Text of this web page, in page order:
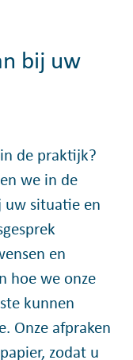
bij uw
de praktijk?
we in de
situatie en
en
hoe we onze
kunnen
Onze afpraken
zodat u